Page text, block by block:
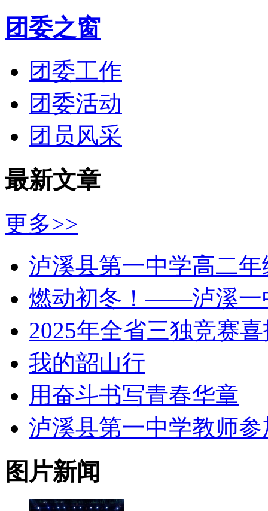
团委之窗
团委工作
团委活动
团员风采
最新文章
更多>>
泸溪县第一中学高二
燃动初冬！——泸溪
2025年全省三独竞赛
我的韶山行
用奋斗书写青春华章
泸溪县第一中学教师
图片新闻